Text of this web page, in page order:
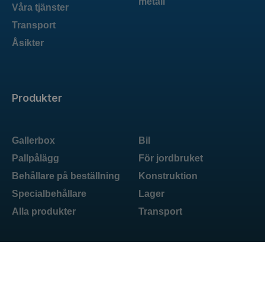
Produkter
Gallerbox
Pallpålägg
Behållare på beställning
Specialbehållare
Alla produkter
Bil
För jordbruket
Konstruktion
Lager
Transport
Våra tjänster
Transport
Åsikter